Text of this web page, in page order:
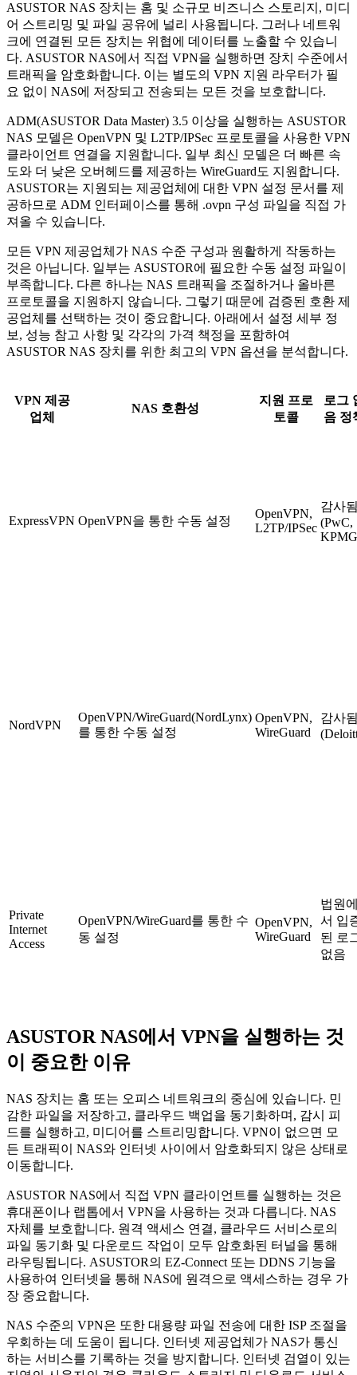
ASUSTOR NAS 장치는 홈 및 소규모 비즈니스 스토리지, 미디
어 스트리밍 및 파일 공유에 널리 사용됩니다. 그러나 네트워
크에 연결된 모든 장치는 위협에 데이터를 노출할 수 있습니
다. ASUSTOR NAS에서 직접 VPN을 실행하면 장치 수준에서
트래픽을 암호화합니다. 이는 별도의 VPN 지원 라우터가 필
요 없이 NAS에 저장되고 전송되는 모든 것을 보호합니다.
ADM(ASUSTOR Data Master) 3.5 이상을 실행하는 ASUSTOR
NAS 모델은 OpenVPN 및 L2TP/IPSec 프로토콜을 사용한 VPN
클라이언트 연결을 지원합니다. 일부 최신 모델은 더 빠른 속
도와 더 낮은 오버헤드를 제공하는 WireGuard도 지원합니다.
ASUSTOR는 지원되는 제공업체에 대한 VPN 설정 문서를 제
공하므로 ADM 인터페이스를 통해 .ovpn 구성 파일을 직접 가
져올 수 있습니다.
모든 VPN 제공업체가 NAS 수준 구성과 원활하게 작동하는
것은 아닙니다. 일부는 ASUSTOR에 필요한 수동 설정 파일이
부족합니다. 다른 하나는 NAS 트래픽을 조절하거나 올바른
프로토콜을 지원하지 않습니다. 그렇기 때문에 검증된 호환 제
공업체를 선택하는 것이 중요합니다. 아래에서 설정 세부 정
보, 성능 참고 사항 및 각각의 가격 책정을 포함하여
ASUSTOR NAS 장치를 위한 최고의 VPN 옵션을 분석합니다.
VPN 제공
업체
NAS 호환성
지원 프로
토콜
로그
음 정
ExpressVPN OpenVPN을 통한 수동 설정
OpenVPN,
L2TP/IPSec
감사
(PwC,
NordVPN
OpenVPN/WireGuard(NordLynx)
를 통한 수동 설정
OpenVPN,
WireGuard
감사
Private
Internet
Access
OpenVPN/WireGuard를 통한 수
동 설정
OpenVPN,
WireGuard
법원
서 입
된 로
없음
ASUSTOR NAS에서 VPN을 실행하는 것
이 중요한 이유
NAS 장치는 홈 또는 오피스 네트워크의 중심에 있습니다. 민
감한 파일을 저장하고, 클라우드 백업을 동기화하며, 감시 피
드를 실행하고, 미디어를 스트리밍합니다. VPN이 없으면 모
든 트래픽이 NAS와 인터넷 사이에서 암호화되지 않은 상태로
이동합니다.
ASUSTOR NAS에서 직접 VPN 클라이언트를 실행하는 것은
휴대폰이나 랩톱에서 VPN을 사용하는 것과 다릅니다. NAS
자체를 보호합니다. 원격 액세스 연결, 클라우드 서비스로의
파일 동기화 및 다운로드 작업이 모두 암호화된 터널을 통해
라우팅됩니다. ASUSTOR의 EZ-Connect 또는 DDNS 기능을
사용하여 인터넷을 통해 NAS에 원격으로 액세스하는 경우 가
장 중요합니다.
NAS 수준의 VPN은 또한 대용량 파일 전송에 대한 ISP 조절을
우회하는 데 도움이 됩니다. 인터넷 제공업체가 NAS가 통신
하는 서비스를 기록하는 것을 방지합니다. 인터넷 검열이 있는